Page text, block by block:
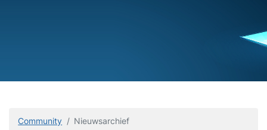
Community Nieuwsarchief